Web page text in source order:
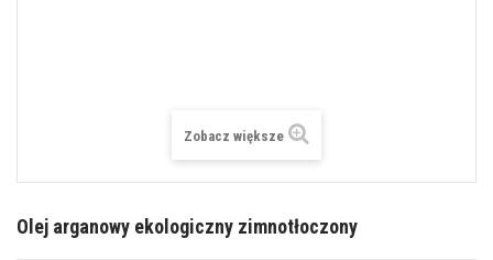
Zobacz większe
Olej arganowy ekologiczny zimnotłoczony